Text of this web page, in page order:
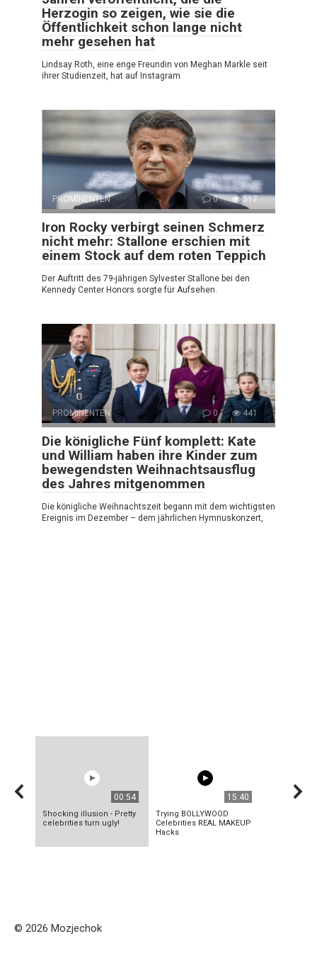
Herzogin so zeigen, wie sie die
Öffentlichkeit schon lange nicht
mehr gesehen hat
Lindsay Roth, eine enge Freundin von Meghan Markle seit
ihrer Studienzeit, hat auf Instagram
PROMINENTEN 0 517
Iron Rocky verbirgt seinen Schmerz
nicht mehr: Stallone erschien mit
einem Stock auf dem roten Teppich
Der Auftritt des 79-jährigen Sylvester Stallone bei den
Kennedy Center Honors sorgte für Aufsehen.
PROMINENTEN 0 441
Die königliche Fünf komplett: Kate
und William haben ihre Kinder zum
bewegendsten Weihnachtsausflug
des Jahres mitgenommen
Die königliche Weihnachtszeit begann mit dem wichtigsten
Ereignis im Dezember – dem jährlichen Hymnuskonzert,
00:54
Shocking illusion - Pretty
celebrities turn ugly!
15:40
Trying BOLLYWOOD
Celebrities REAL MAKEUP
Hacks
© 2026 Mozjechok